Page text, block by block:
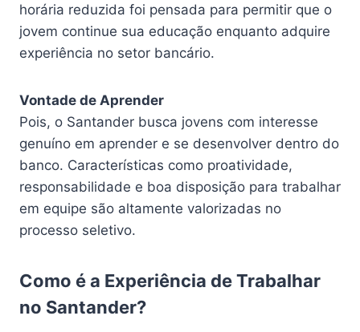
horária reduzida foi pensada para permitir que o
jovem continue sua educação enquanto adquire
experiência no setor bancário.
Vontade de Aprender
Pois, o Santander busca jovens com interesse
genuíno em aprender e se desenvolver dentro do
banco. Características como proatividade,
responsabilidade e boa disposição para trabalhar
em equipe são altamente valorizadas no
processo seletivo.
Como é a Experiência de Trabalhar
no Santander?